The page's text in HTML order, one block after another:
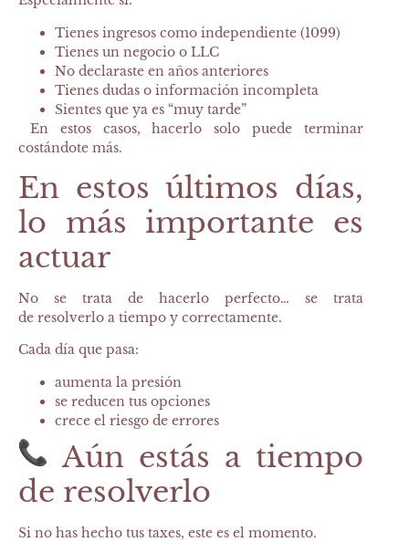
Tienes ingresos como independiente (1099)
Tienes un negocio o LLC
No declaraste en años anteriores
Tienes dudas o información incompleta
Sientes que ya es “muy tarde”
En estos casos, hacerlo solo puede terminar
costándote más.
En estos últimos días,
lo más importante es
actuar
No se trata de hacerlo perfecto… se trata
de resolverlo a tiempo y correctamente.
Cada día que pasa:
aumenta la presión
se reducen tus opciones
crece el riesgo de errores
Aún estás a tiempo
de resolverlo
Si no has hecho tus taxes, este es el momento.